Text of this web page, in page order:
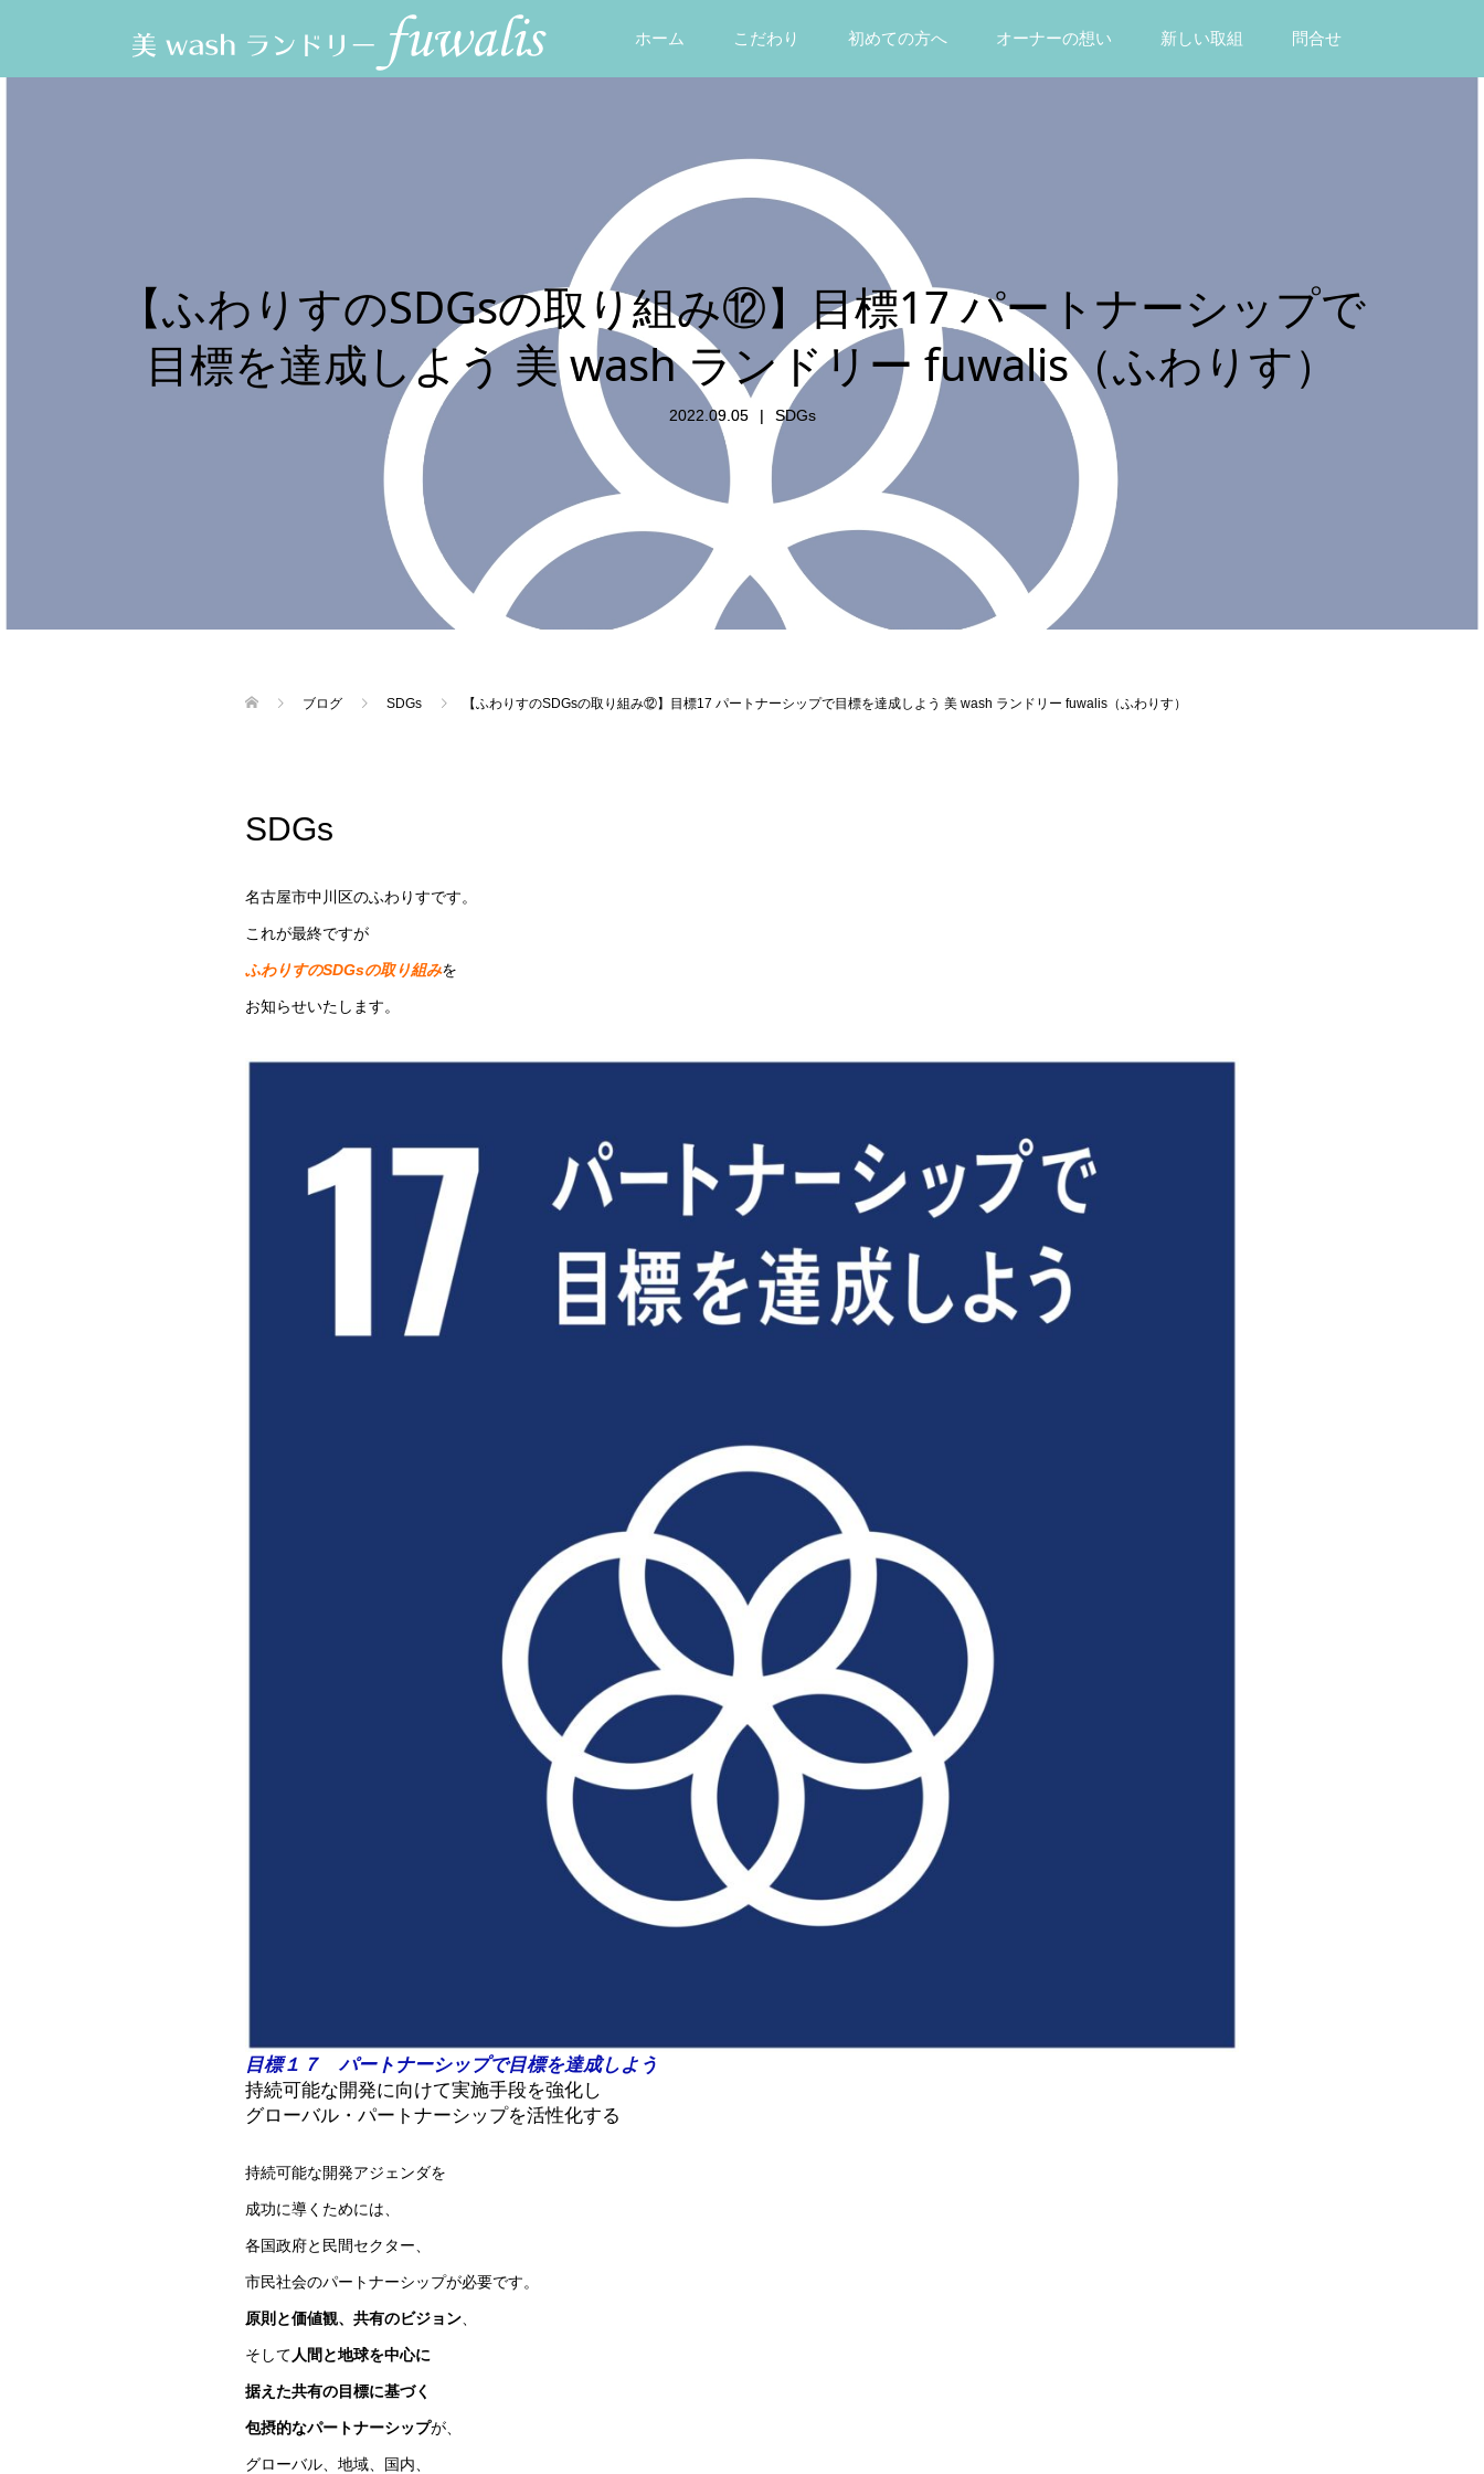
ホーム こだわり 初めての方へ オーナーの想い 新しい取組 問合せ
【ふわりすのSDGsの取り組み⑫】目標17 パートナーシップで
目標を達成しよう 美 wash ランドリー fuwalis（ふわりす）
2022.09.05 SDGs
ブログ SDGs 【ふわりすのSDGsの取り組み⑫】目標17 パートナーシップで目標を達成しよう 美 wash ランドリー fuwalis（ふわりす）
SDGs
名古屋市中川区のふわりすです。
これが最終ですが
ふわりすのSDGsの取り組みを
お知らせいたします。
目標１７ パートナーシップで目標を達成しよう
持続可能な開発に向けて実施手段を強化し
グローバル・パートナーシップを活性化する
持続可能な開発アジェンダを
成功に導くためには、
各国政府と民間セクター、
市民社会のパートナーシップが必要です。
原則と価値観、共有のビジョン、
そして人間と地球を中心に
据えた共有の目標に基づく
包摂的なパートナーシップが、
グローバル、地域、国内、